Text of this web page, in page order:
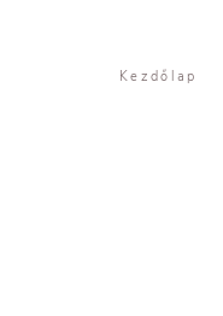
Kezdőlap